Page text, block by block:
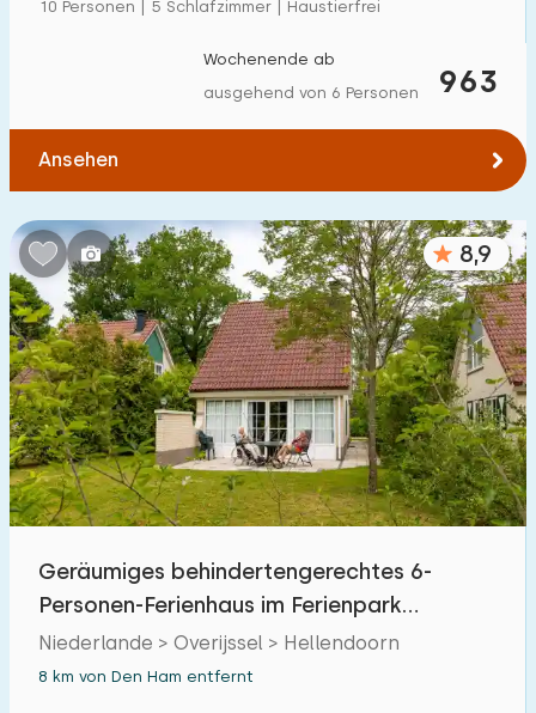
10 Personen | 5 Schlafzimmer | Haustierfrei
963
Wochenende ab
ausgehend von 6 Personen
Ansehen
8,9
Geräumiges behindertengerechtes 6-
Personen-Ferienhaus im Ferienpark
Hellendoorn
Niederlande > Overijssel > Hellendoorn
8 km von Den Ham entfernt